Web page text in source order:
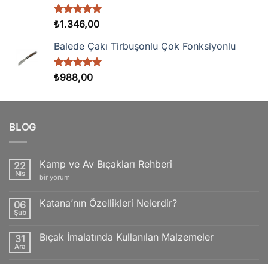
5 üzerinden
aldı
₺1.346,00
Balede Çakı Tirbuşonlu Çok Fonksiyonlu
5 üzerinden
oy
₺988,00
BLOG
22
Nis
Kamp ve Av Bıçakları Rehberi
Kamp
Bıçakları
Rehberi
bir yorum
06
Şub
Katana’nın Özellikleri Nelerdir?
Katana’nın
Özellikleri
Nelerdir?
31
Ara
Bıçak İmalatında Kullanılan Malzemeler